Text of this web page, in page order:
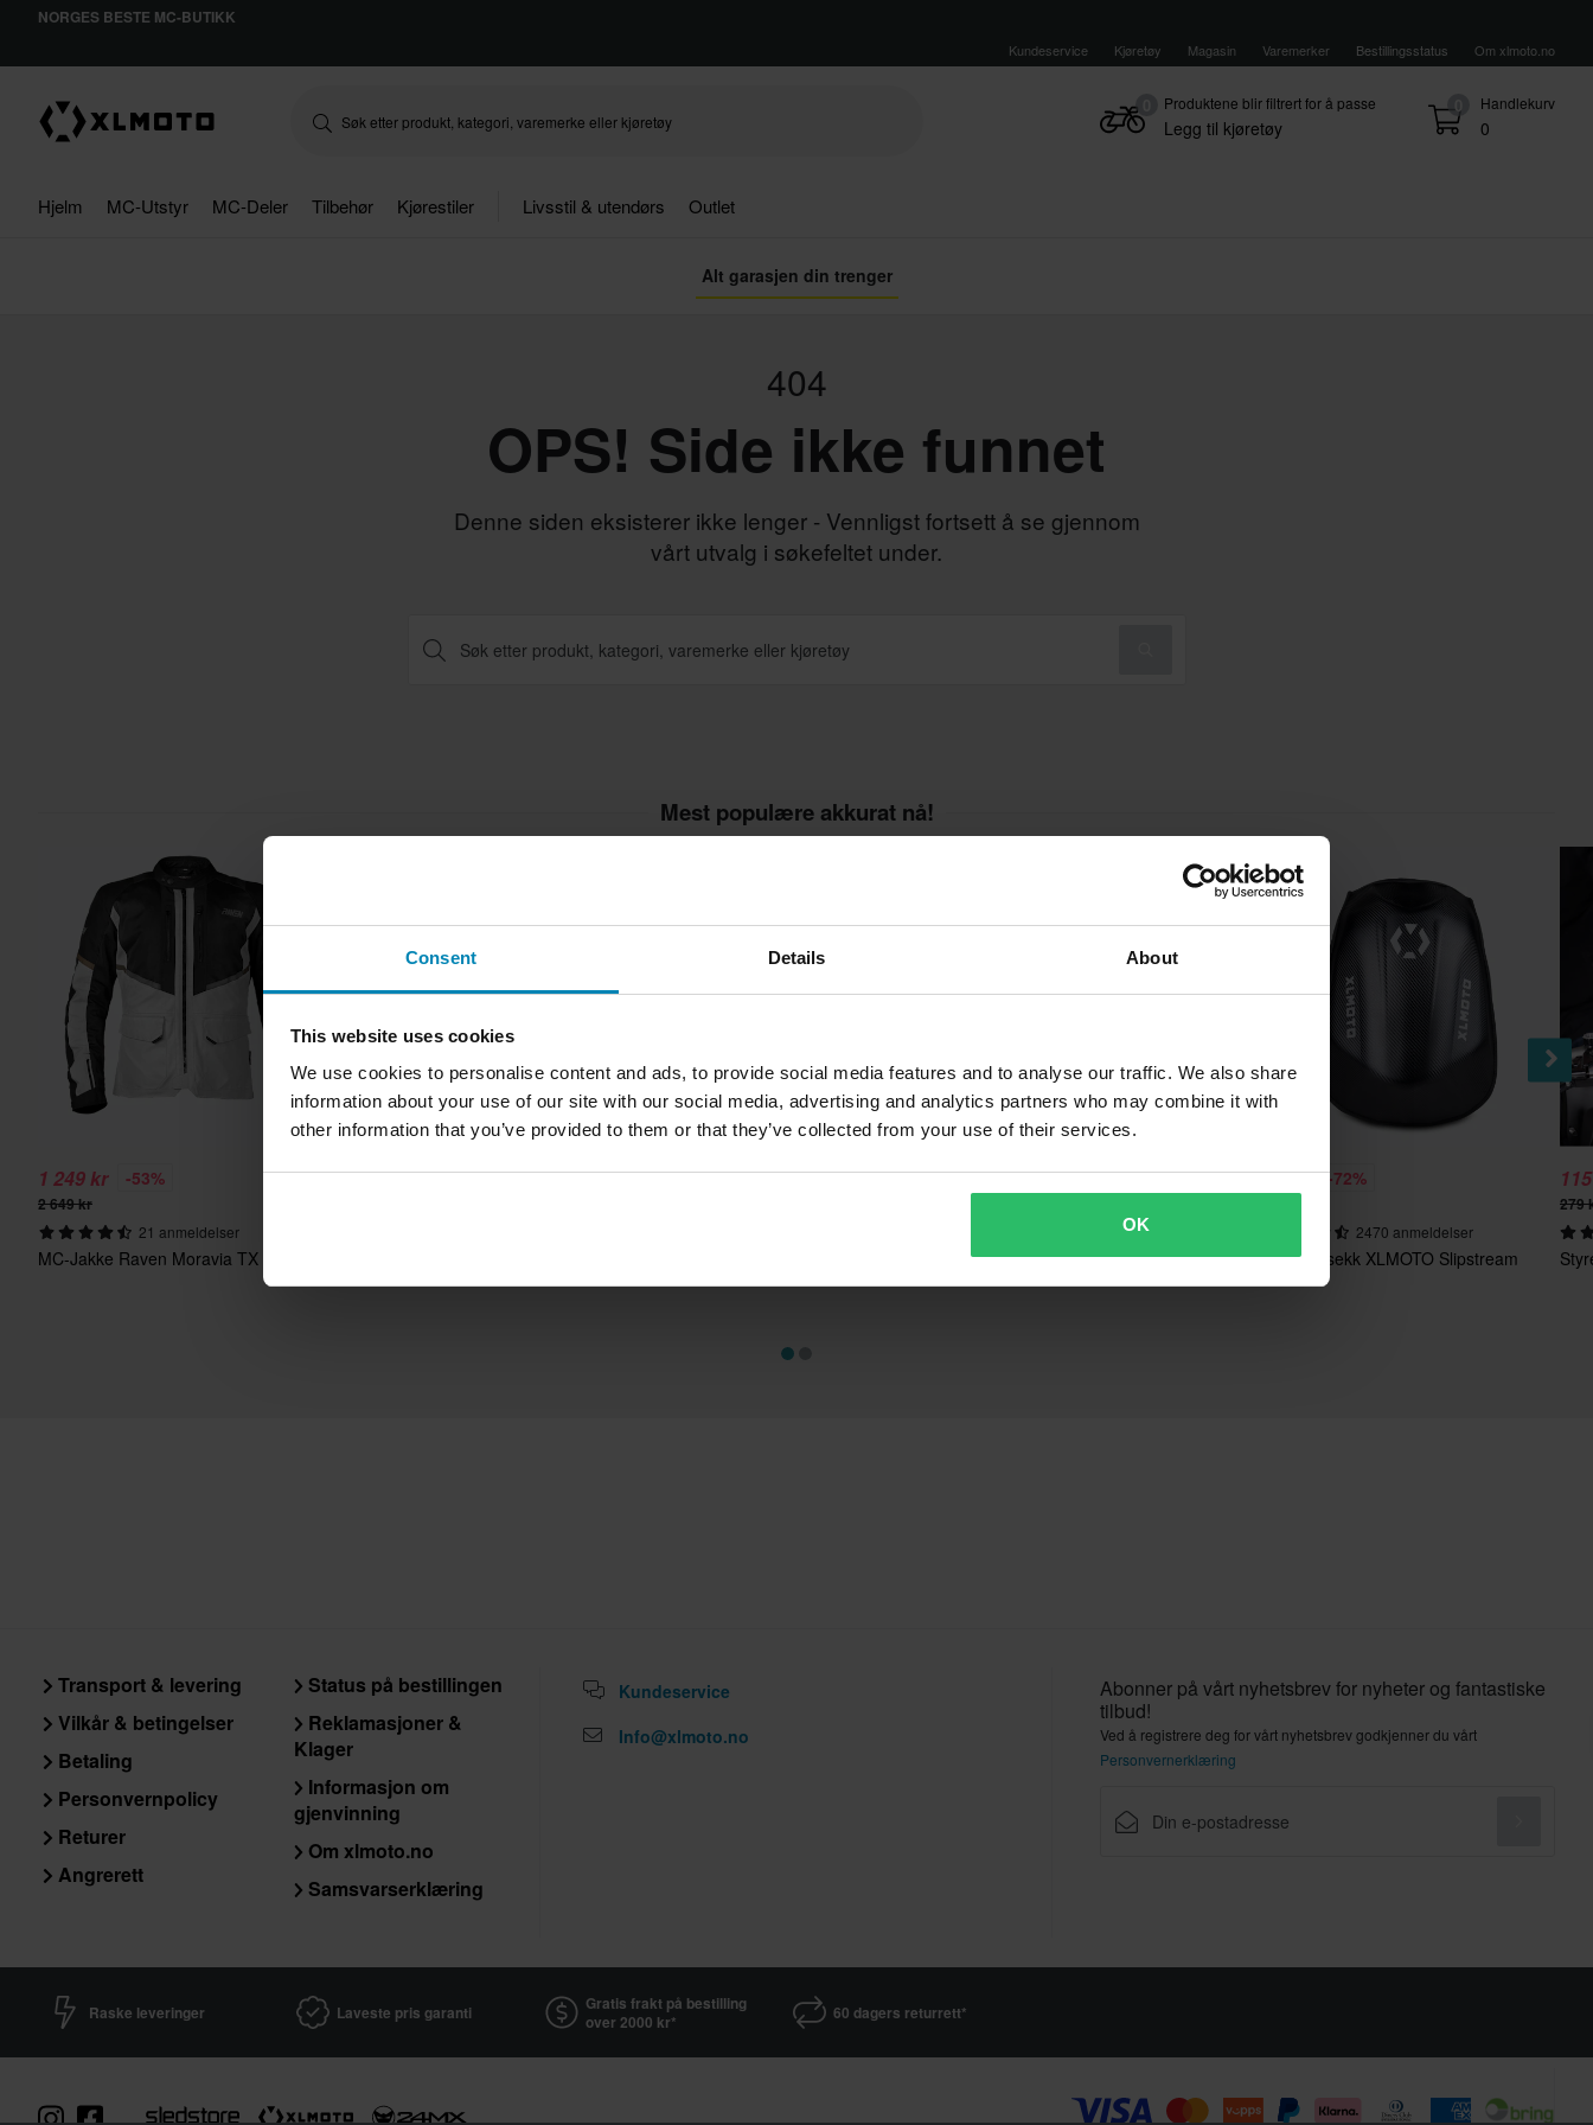
Consent Details About
This website uses cookies
We use cookies to personalise content and ads, to provide social media features and to analyse our traffic. We also share
information about your use of our site with our social media, advertising and analytics partners who may combine it with
other information that you’ve provided to them or that they’ve collected from your use of their services.
OK
NORGES BESTE MC-BUTIKK
Kundeservice Kjøretøy Magasin Varemerker Bestillingsstatus Om xlmoto.no
0 Handlekurv
0
Produktene blir filtrert for å passe
Legg til kjøretøy
Hjelm MC-Utstyr MC-Deler Tilbehør Kjørestiler Livsstil & utendørs Outlet
Alt garasjen din trenger
404
OPS! Side ikke funnet
Denne siden eksisterer ikke lenger - Vennligst fortsett å se gjennom
vårt utvalg i søkefeltet under.
Mest populære akkurat nå!
1 249 kr -53%
2 649 kr
21 anmeldelser
MC-Jakke Raven Moravia TX Air+
169 kr -69% 1 649 kr -45% 275 kr -62%
9301 anmeldelser
MC-Stativ Proworks 2-in-1
219 kr -72%
2470 anmeldelser
MC-Ryggsekk XLMOTO Slipstream
279
Transport & levering
Vilkår & betingelser
Betaling
Personvernpolicy
Returer
Angrerett
Status på bestillingen
Reklamasjoner &
Klager
Informasjon om
gjenvinning
Om xlmoto.no
Samsvarserklæring
Kundeservice
Info@xlmoto.no
Abonner på vårt nyhetsbrev for nyheter og fantastiske
tilbud!
Ved å registrere deg for vårt nyhetsbrev godkjenner du vårt
Personvernerklæring
Raske leveringer Laveste pris garanti
Gratis frakt på bestilling
over 2000 kr*
60 dagers returrett*